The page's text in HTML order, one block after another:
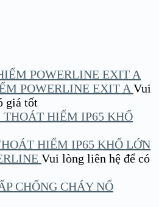
POWERLINE EXIT A Vui
giá tốt
HIỂM IP65 KHỔ LỚN
Vui lòng liên hệ để có